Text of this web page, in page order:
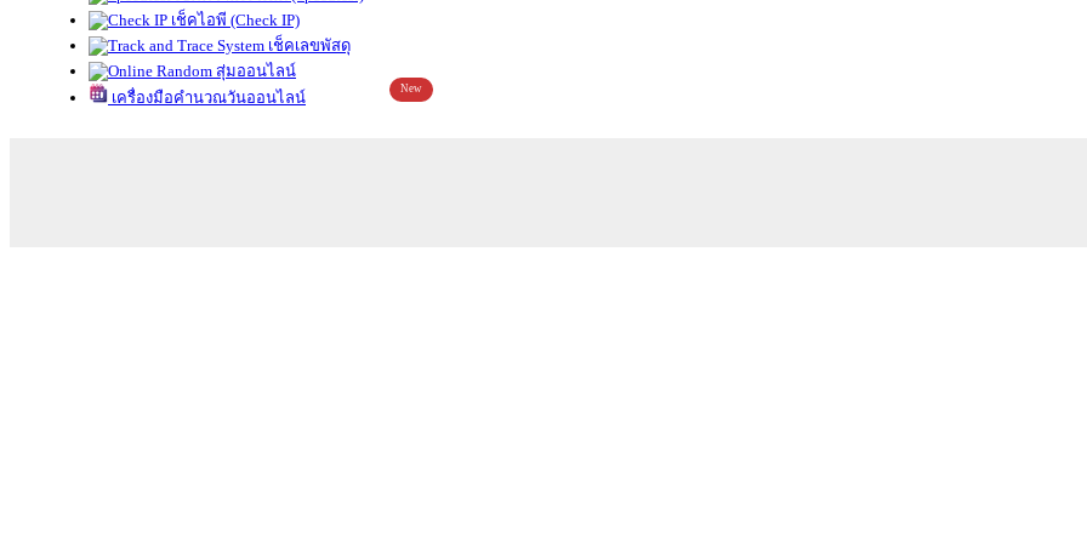
เช็คไอพี (Check IP)
เช็คเลขพัสดุ
สุ่มออนไลน์
เครื่องมือคำนวณวันออนไลน์
New